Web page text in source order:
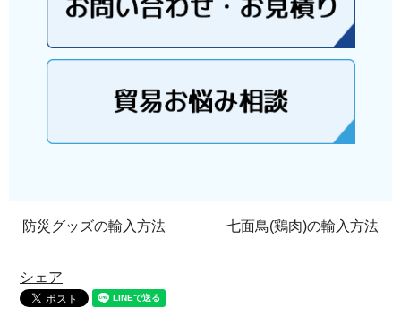
防災グッズの輸入方法 七面鳥(鶏肉)の輸入方法
シェア